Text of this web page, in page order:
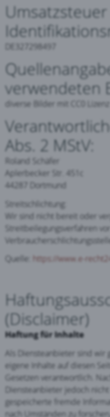
Umsatzsteuer
DE327298497
verwendeten
diverse Bilder mit CC0 Lizenz
Abs. 2 MStV:
Roland Schäfer
Aplerbecker Str. 451c
44287 Dortmund
Streitschlichtung:
Wir sind nicht bereit oder
Streitbeilegungsverfahren
Quelle:
https://www.e-
(Disclaimer)
Haftung für Inhalte
Als Diensteanbieter sind wir
eigene Inhalte auf diesen
Gesetzen verantwortlich.
Diensteanbieter jedoch
gespeicherte fremde
nach Umständen zu